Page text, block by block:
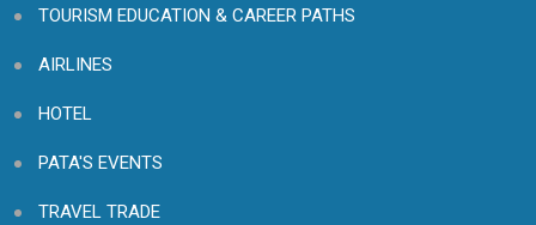
TOURISM EDUCATION & CAREER PATHS
AIRLINES
HOTEL
PATA'S EVENTS
TRAVEL TRADE